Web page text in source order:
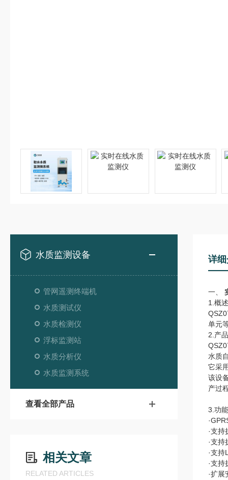
水质监测设备
管网遥测终端机
水质测试仪
水质检测仪
浮标监测站
水质分析仪
水质监测系统
查看全部产品
相关文章
RELATED ARTICLES
详
一、
1.概述
单元
2.产
水质
它采
该设
产过
3.功
·支持
·支持
·支
·支
·扩